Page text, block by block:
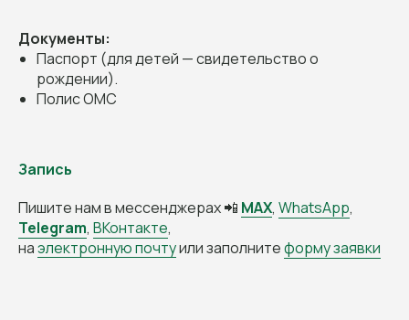
Документы:
Паспорт (для детей — свидетельство о
рождении).
Полис ОМС
Запись
Пишите нам в мессенджерах 📲 MAX, WhatsApp,
Telegram, ВКонтакте,
наэлектронную почтуили заполнитеформу заявки